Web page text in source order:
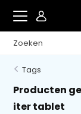
Tags
Producten
iter tablet